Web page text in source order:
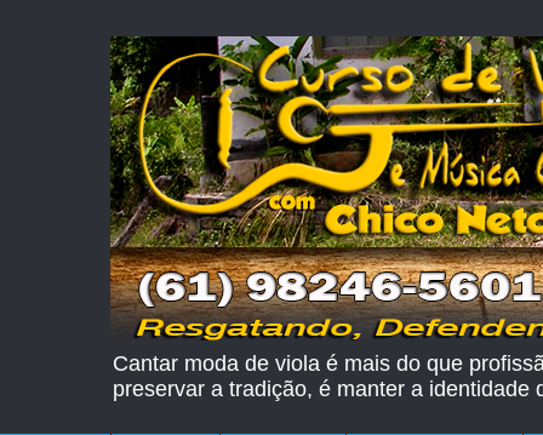
Cantar moda de viola é mais do que
preservar a tradição, é manter a